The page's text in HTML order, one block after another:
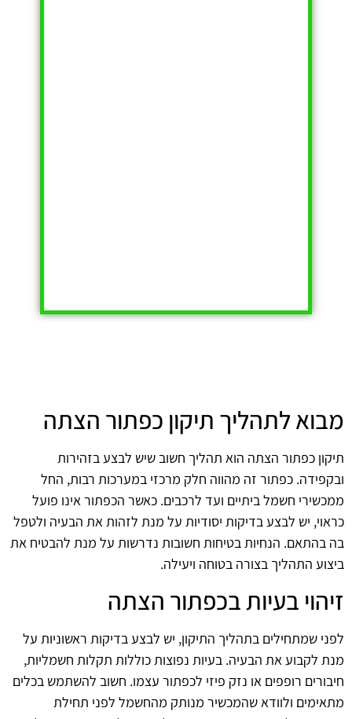
מבוא לתהליך תיקון כפתור הצתה
תיקון כפתור הצתה הוא תהליך חשוב שיש לבצע בזהירות
ובקפידה. כפתור זה מהווה חלק מרכזי במערכות רבות, החל
ממכשירי חשמל ביתיים ועד לרכבים. כאשר הכפתור אינו פועל
כראוי, יש לבצע בדיקות יסודיות על מנת לזהות את הבעיה ולטפל
בה בהתאם. הנחיות בטיחות חשובות נדרשות על מנת להבטיח את
ביצוע התהליך בצורה בטוחה ויעילה.
זיהוי בעיות בכפתור הצתה
לפני שמתחילים בתהליך התיקון, יש לבצע בדיקות ראשוניות על
מנת לקבוע את הבעיה. בעיות נפוצות כוללות תקלות חשמליות,
חיבורים רופפים או נזק פיזי לכפתור עצמו. חשוב להשתמש בכלים
מתאימים ולוודא שהמכשיר מנותק מהחשמל לפני תחילת